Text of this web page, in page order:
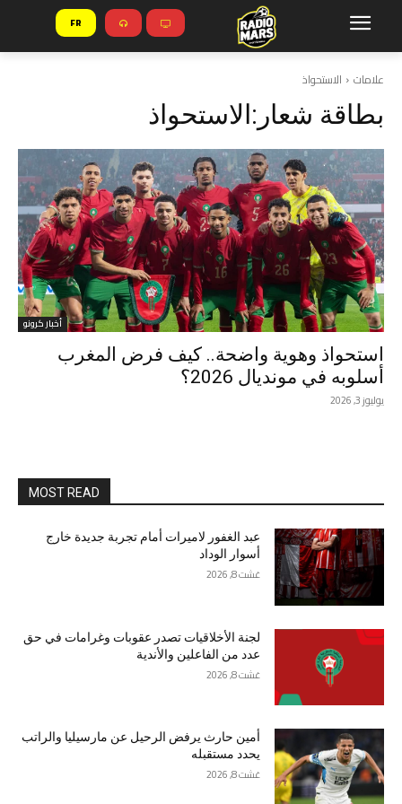
FR
علامات الاستحواذ
بطاقة شعار:الاستحواذ
أخبار كرونو
استحواذ وهوية واضحة.. كيف فرض المغرب
أسلوبه في مونديال 2026؟
يوليوز 3, 2026
MOST READ
عبد الغفور لاميرات أمام تجربة جديدة خارج
أسوار الوداد
غشت 8, 2026
لجنة الأخلاقيات تصدر عقوبات وغرامات في حق
عدد من الفاعلين والأندية
غشت 8, 2026
أمين حارث يرفض الرحيل عن مارسيليا والراتب
يحدد مستقبله
غشت 8, 2026